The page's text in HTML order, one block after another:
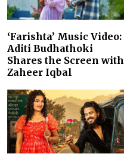
‘Farishta’ Music Video:
Aditi Budhathoki
Shares the Screen with
Zaheer Iqbal